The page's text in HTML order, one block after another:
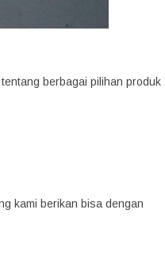
berbagai pilihan produk
kami berikan bisa dengan